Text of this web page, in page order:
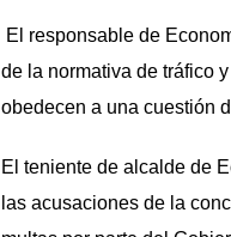
El responsable de
de la normativa de tráfico
obedecen a una cuestión
El teniente de alcalde de
las acusaciones de la